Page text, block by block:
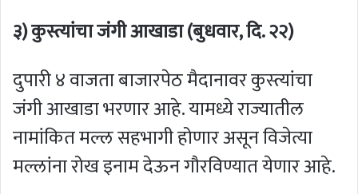
३) कुस्त्यांचा जंगी आखाडा (बुधवार, दि. २२)
दुपारी ४ वाजता बाजारपेठ मैदानावर कुस्त्यांचा
जंगी आखाडा भरणार आहे. यामध्ये राज्यातील
नामांकित मल्ल सहभागी होणार असून विजेत्या
मल्लांना रोख इनाम देऊन गौरविण्यात येणार आहे.